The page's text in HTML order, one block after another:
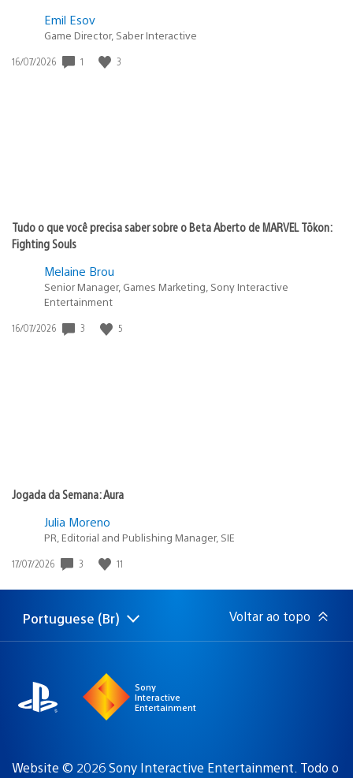
Emil Esov
Game Director, Saber Interactive
Data
16/07/2026 1 3
Tudo o que você precisa saber sobre o Beta Aberto de MARVEL Tōkon:
Fighting Souls
Melaine Brou
Senior Manager, Games Marketing, Sony Interactive
Entertainment
Data
16/07/2026 3 5
Jogada da Semana: Aura
Julia Moreno
PR, Editorial and Publishing Manager, SIE
Data
publicação:
17/07/2026 3 11
Selecione
uma
Região
atual:
Portuguese (Br) Voltar ao topo
Sony
Interactive
Entertainment
Website © 2026 Sony Interactive Entertainment. Todo o